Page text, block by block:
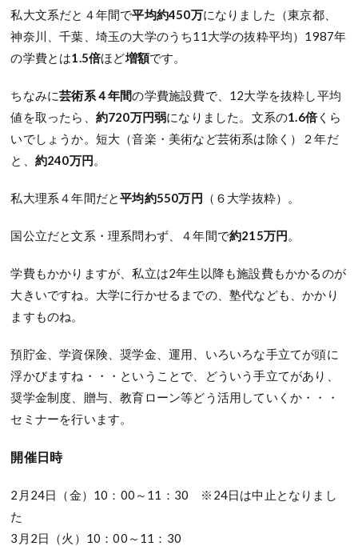
私大文系だと４年間で平均約450万になりました（東京都、
神奈川、千葉、埼玉の大学のうち11大学の抜粋平均）1987年
の学費とは1.5倍ほど増額です。
ちなみに芸術系４年間の学費施設費で、12大学を抜粋し平均
値を取ったら、 約720万円弱になりました。文系の1.6倍 くら
いでしょうか。短大（音楽・美術など芸術系は除く）２年だ
と、 約240万円。
私大理系４年間だと平均約550万円 （６大学抜粋）。
国公立だと文系・理系問わず、４年間で約215万円。
学費もかかりますが、私立は2年生以降も施設費もかかるのが
大きいですね。大学に行かせるまでの、塾代なども、かかり
ますものね。
預貯金、学資保険、奨学金、運用、いろいろな手立てが頭に
浮かびますね・・・ということで、どういう手立てがあり、
奨学金制度、贈与、教育ローン等どう活用していくか・・・
セミナーを行います。
開催日時
2月24日（金）10：00～11：30 ※24日は中止となりまし
た
3月2日（火）10：00～11：30